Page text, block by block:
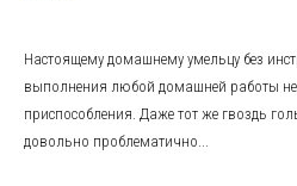
Настоящему домашнему умельцу без
выполнения любой домашней работы
приспособления. Даже тот же гвоздь
довольно проблематично...